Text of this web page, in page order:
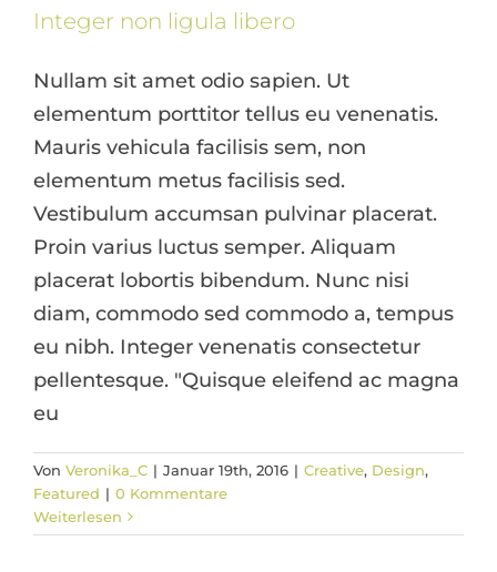
Integer non ligula libero
Nullam sit amet odio sapien. Ut
elementum porttitor tellus eu venenatis.
Mauris vehicula facilisis sem, non
elementum metus facilisis sed.
Vestibulum accumsan pulvinar placerat.
Proin varius luctus semper. Aliquam
placerat lobortis bibendum. Nunc nisi
diam, commodo sed commodo a, tempus
eu nibh. Integer venenatis consectetur
pellentesque. "Quisque eleifend ac magna
eu
Von Veronika_C | Januar 19th, 2016 | Creative, Design,
Featured | 0 Kommentare
Weiterlesen
Pellentesque gravida augue orci,
non condim